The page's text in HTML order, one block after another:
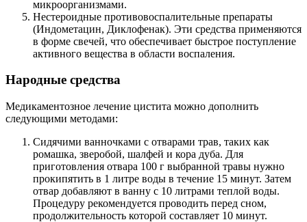
микроорганизмами.
Нестероидные противовоспалительные препараты
(Индометацин, Диклофенак). Эти средства применяются
в форме свечей, что обеспечивает быстрое поступление
активного вещества в области воспаления.
Народные средства
Медикаментозное лечение цистита можно дополнить
следующими методами:
Сидячими ванночками с отварами трав, таких как
ромашка, зверобой, шалфей и кора дуба. Для
приготовления отвара 100 г выбранной травы нужно
прокипятить в 1 литре воды в течение 15 минут. Затем
отвар добавляют в ванну с 10 литрами теплой воды.
Процедуру рекомендуется проводить перед сном,
продолжительность которой составляет 10 минут.